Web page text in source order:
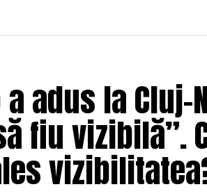
adus la Cluj-
fiu vizibilă”.